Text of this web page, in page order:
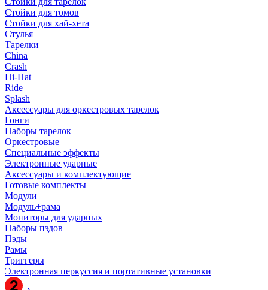
Стойки для томов
Стойки для хай-хета
Стулья
Тарелки
China
Crash
Hi-Hat
Ride
Splash
Аксессуары для оркестровых тарелок
Гонги
Наборы тарелок
Оркестровые
Специальные эффекты
Электронные ударные
Аксессуары и комплектующие
Готовые комплекты
Модули
Модуль+рама
Мониторы для ударных
Наборы пэдов
Пэды
Рамы
Триггеры
Электронная перкуссия и портативные установки